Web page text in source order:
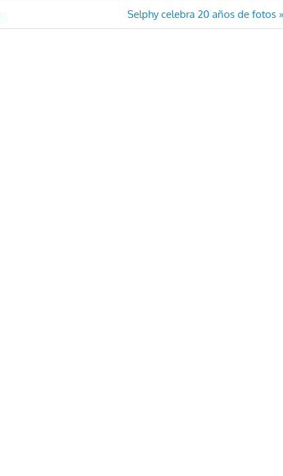
Entrada
siguiente:
Selphy celebra 20 años de fotos